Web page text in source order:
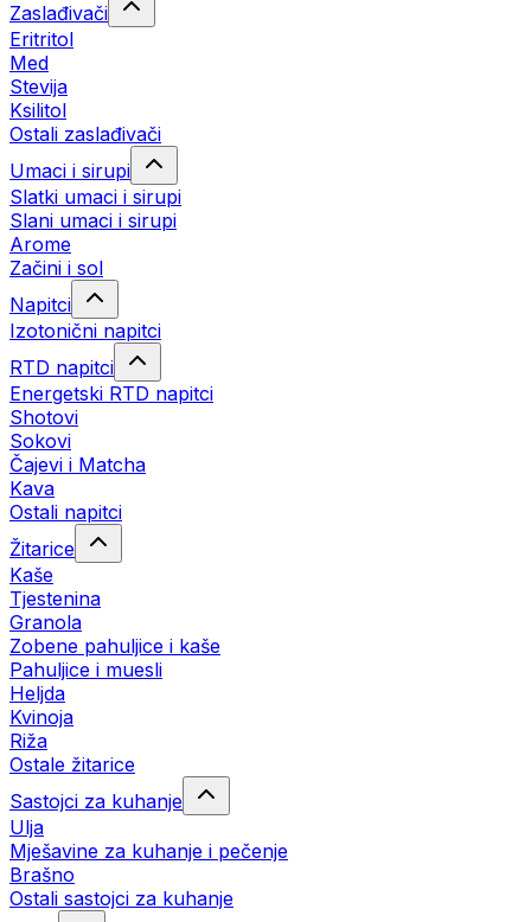
Zaslađivači
Eritritol
Med
Stevija
Ksilitol
Ostali zaslađivači
Umaci i sirupi
Slatki umaci i sirupi
Slani umaci i sirupi
Arome
Začini i sol
Napitci
Izotonični napitci
RTD napitci
Energetski RTD napitci
Shotovi
Sokovi
Čajevi i Matcha
Kava
Ostali napitci
Žitarice
Kaše
Tjestenina
Granola
Zobene pahuljice i kaše
Pahuljice i muesli
Heljda
Kvinoja
Riža
Ostale žitarice
Sastojci za kuhanje
Ulja
Mješavine za kuhanje i pečenje
Brašno
Ostali sastojci za kuhanje